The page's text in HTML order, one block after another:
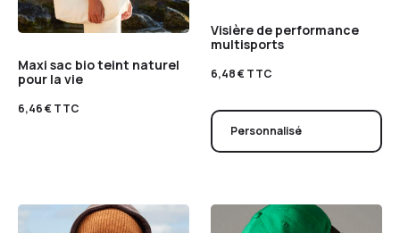
Maxi sac bio teint naturel
pour la vie
6,46€TTC
Visière de performance
multisports
6,48€TTC
Personnalisé